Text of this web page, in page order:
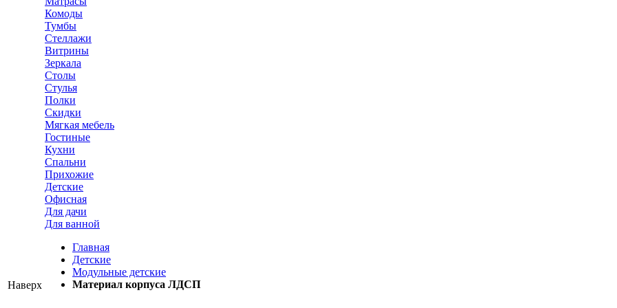
Наверх
Комоды
Тумбы
Стеллажи
Витрины
Зеркала
Столы
Стулья
Полки
Скидки
Мягкая мебель
Гостиные
Кухни
Спальни
Прихожие
Детские
Офисная
Для дачи
Для ванной
Главная
Детские
Модульные детские
Материал корпуса ЛДСП